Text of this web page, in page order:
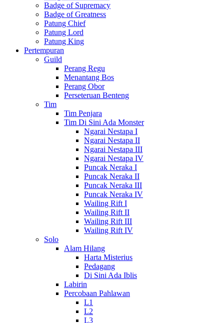
Badge of Supremacy
Badge of Greatness
Patung Chief
Patung Lord
Patung King
Pertempuran
Guild
Perang Regu
Menantang Bos
Perang Obor
Perseteruan Benteng
Tim
Tim Penjara
Tim Di Sini Ada Monster
Ngarai Nestapa I
Ngarai Nestapa II
Ngarai Nestapa III
Ngarai Nestapa IV
Puncak Neraka I
Puncak Neraka II
Puncak Neraka III
Puncak Neraka IV
Wailing Rift I
Wailing Rift II
Wailing Rift III
Wailing Rift IV
Solo
Alam Hilang
Harta Misterius
Pedagang
Di Sini Ada Iblis
Labirin
Percobaan Pahlawan
L1
L2
L3